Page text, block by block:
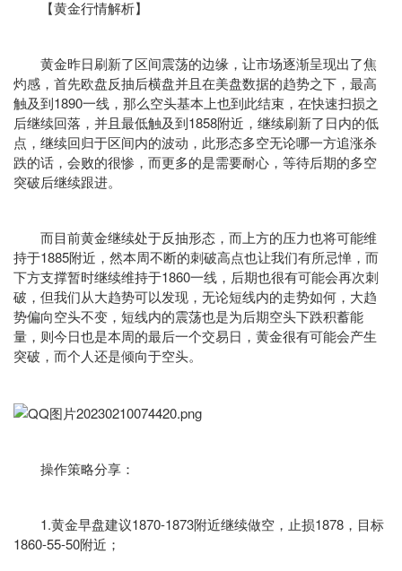
【黄金行情解析】
黄金昨日刷新了区间震荡的边缘，让市场逐渐呈现出了焦
灼感，首先欧盘反抽后横盘并且在美盘数据的趋势之下，最高
触及到1890一线，那么空头基本上也到此结束，在快速扫损之
后继续回落，并且最低触及到1858附近，继续刷新了日内的低
点，继续回归于区间内的波动，此形态多空无论哪一方追涨杀
跌的话，会败的很惨，而更多的是需要耐心，等待后期的多空
突破后继续跟进。
而目前黄金继续处于反抽形态，而上方的压力也将可能维
持于1885附近，然本周不断的刺破高点也让我们有所忌惮，而
下方支撑暂时继续维持于1860一线，后期也很有可能会再次刺
破，但我们从大趋势可以发现，无论短线内的走势如何，大趋
势偏向空头不变，短线内的震荡也是为后期空头下跌积蓄能
量，则今日也是本周的最后一个交易日，黄金很有可能会产生
突破，而个人还是倾向于空头。
操作策略分享：
1.黄金早盘建议1870-1873附近继续做空，止损1878，目标
1860-55-50附近；